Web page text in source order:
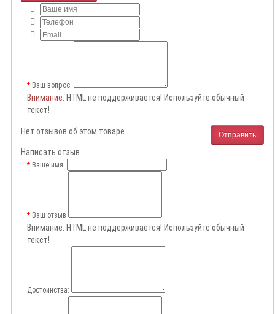
Ваш вопрос:
Внимание: HTML не поддерживается! Используйте обычный
текст!
Отправить
Нет отзывов об этом товаре.
Написать отзыв
Ваше имя:
Ваш отзыв
Внимание: HTML не поддерживается! Используйте обычный
текст!
Достоинства: